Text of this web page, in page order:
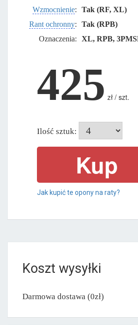
Wzmocnienie:
Tak (RF, XL)
Rant ochronny:
Tak (RPB)
Oznaczenia:
XL, RPB,
425 zł / szt.
Ilość sztuk:
Jak kupić te opony na raty?
Koszt wysyłki
Darmowa dostawa (0zł)